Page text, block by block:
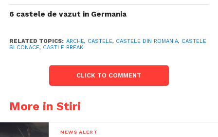
6 castele de vazut in Germania
RELATED TOPICS: ARCHE, CASTELE, CASTELE DIN ROMANIA, CASTELE
SI CONACE, CASTLE BREAK
CLICK TO COMMENT
More in Stiri
NEWS ALERT